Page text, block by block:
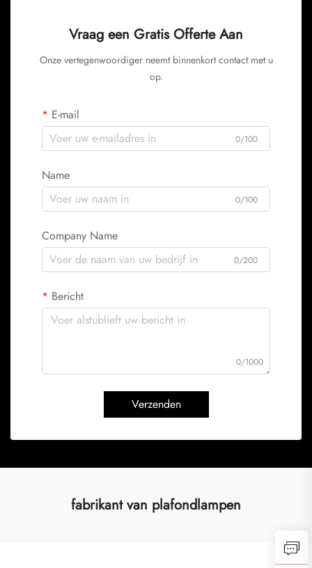
Vraag een Gratis Offerte Aan
Onze vertegenwoordiger neemt binnenkort contact met u
op.
E-mail
0/100
Name
0/100
Company Name
0/200
Bericht
0/1000
Verzenden
fabrikant van plafondlampen